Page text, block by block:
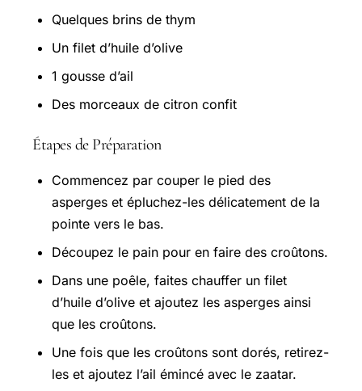
Quelques brins de thym
Un filet d’huile d’olive
1 gousse d’ail
Des morceaux de citron confit
Étapes de Préparation
Commencez par couper le pied des
asperges et épluchez-les délicatement de la
pointe vers le bas.
Découpez le pain pour en faire des croûtons.
Dans une poêle, faites chauffer un filet
d’huile d’olive et ajoutez les asperges ainsi
que les croûtons.
Une fois que les croûtons sont dorés, retirez-
les et ajoutez l’ail émincé avec le zaatar.